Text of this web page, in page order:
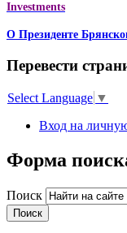
Investments
О Президенте
Перевести
Select Language ▼
Вход на
Форма
Поиск